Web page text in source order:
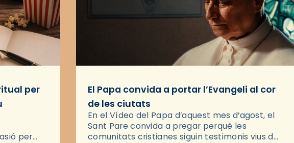
per
per
El Papa convida a portar l’Evangeli al cor
de les ciutats
En el Vídeo del Papa d’aquest mes d’agost, el
Sant Pare convida a pregar perquè les
comunitats cristianes siguin testimonis vius de